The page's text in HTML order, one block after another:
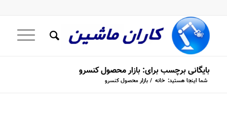
بایگانی برچسب برای: بازار محصول کنسرو
شما اینجا هستید: خانه / بازار محصول کنسرو